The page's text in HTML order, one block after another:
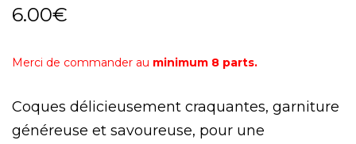
6.00€
Merci de commander au minimum 8 parts.
Coques délicieusement craquantes, garniture
généreuse et savoureuse, pour une